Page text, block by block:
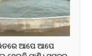
ଆପେ ଆପେ